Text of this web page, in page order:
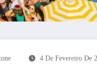
4 De Fevereiro De